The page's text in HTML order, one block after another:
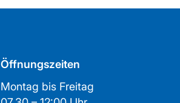
Öffnungszeiten
Montag bis Freitag